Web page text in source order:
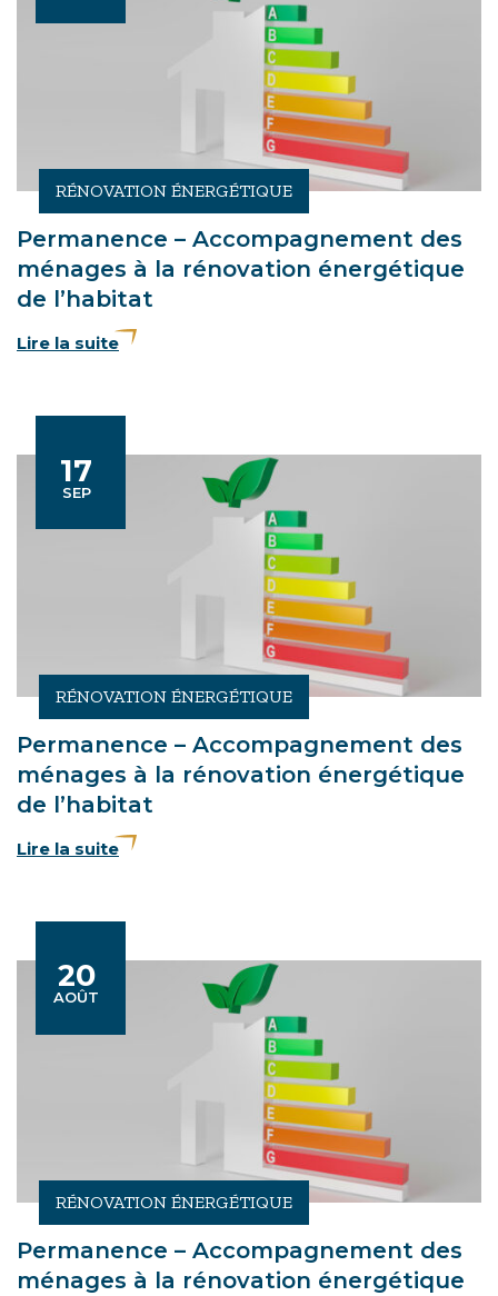
RÉNOVATION ÉNERGÉTIQUE
Permanence – Accompagnement des
ménages à la rénovation énergétique
de l’habitat
Lire la suite
17
SEPTEMBRE
RÉNOVATION ÉNERGÉTIQUE
Permanence – Accompagnement des
ménages à la rénovation énergétique
de l’habitat
Lire la suite
20
AOÛT
RÉNOVATION ÉNERGÉTIQUE
Permanence – Accompagnement des
ménages à la rénovation énergétique